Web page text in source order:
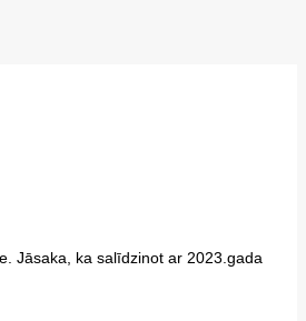
Jāsaka, ka salīdzinot ar 2023.gada